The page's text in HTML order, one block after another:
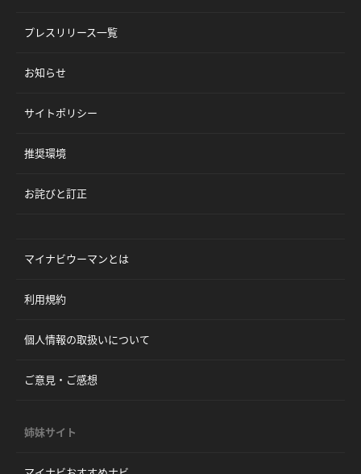
プレスリリース一覧
お知らせ
サイトポリシー
推奨環境
お詫びと訂正
マイナビウーマンとは
利用規約
個人情報の取扱いについて
ご意見・ご感想
姉妹サイト